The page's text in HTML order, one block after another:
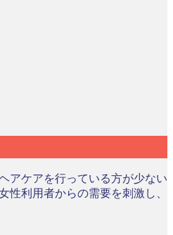
アケアを行っている方が少ない
利用者からの需要を刺激し、